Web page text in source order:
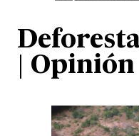
| Opinión